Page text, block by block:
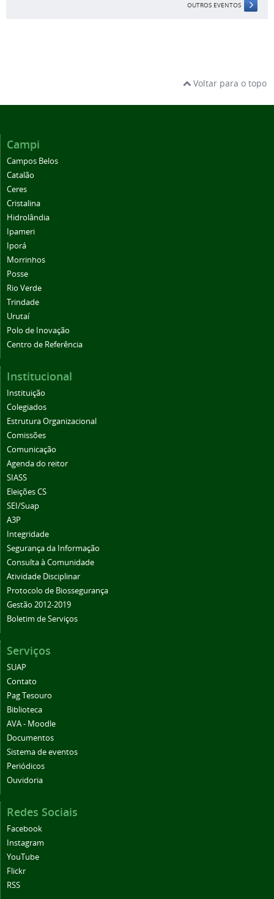
OUTROS EVENTOS
Voltar para o topo
Campi
Campos Belos
Catalão
Ceres
Cristalina
Hidrolândia
Ipameri
Iporá
Morrinhos
Posse
Rio Verde
Trindade
Urutaí
Polo de Inovação
Centro de Referência
Institucional
Instituição
Colegiados
Estrutura Organizacional
Comissões
Comunicação
Agenda do reitor
SIASS
Eleições CS
SEI/Suap
A3P
Integridade
Segurança da Informação
Consulta à Comunidade
Atividade Disciplinar
Protocolo de Biossegurança
Gestão 2012-2019
Boletim de Serviços
Serviços
SUAP
Contato
Pag Tesouro
Biblioteca
AVA - Moodle
Documentos
Sistema de eventos
Periódicos
Ouvidoria
Redes Sociais
Facebook
Instagram
YouTube
Flickr
RSS